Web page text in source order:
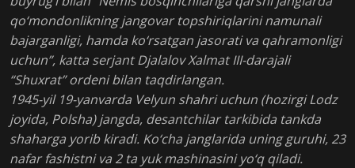
qo‘mondonlikning jangovar topshiriqlarini namunali
bajarganligi, hamda ko‘rsatgan jasorati va qahramonligi
uchun”, katta serjant Djalalov Xalmat III-darajali
“Shuxrat” ordeni bilan taqdirlangan.
1945-yil 19-yanvarda Velyun shahri uchun (hozirgi Lodz
joyida, Polsha) jangda, desantchilar tarkibida tankda
shaharga yorib kiradi. Ko‘cha janglarida uning guruhi, 23
nafar fashistni va 2 ta yuk mashinasini yo‘q qiladi.